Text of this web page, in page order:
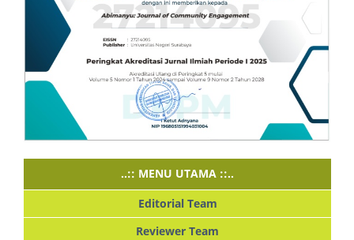
..:: MENU UTAMA ::..
Editorial Team
Reviewer Team